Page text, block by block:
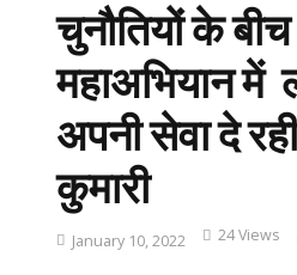
चुनौतियों के
महाअभियान में
अपनी सेवा दे
कुमारी
January 10, 2022 24 Views